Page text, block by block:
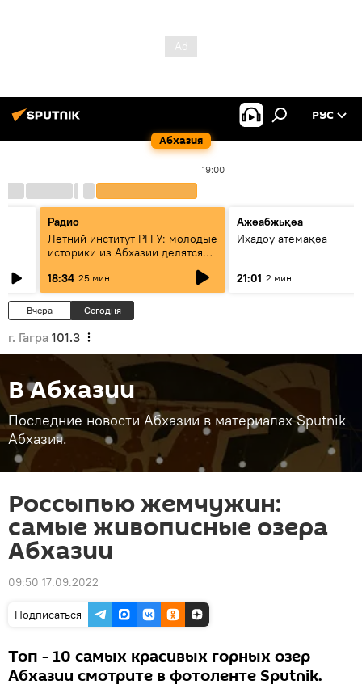
Абхазия
РУС
19:00
Радио
Летний институт РГГУ: молодые
историки из Абхазии делятся
18:34 25 мин
Ажәабжьқәа
Ихадоу атемақәа
21:01 2 мин
Вчера Сегодня
г. Гагра 101.3
В Абхазии
Последние новости Абхазии в материалах Sputnik
Абхазия.
Россыпью жемчужин:
самые живописные озера
Абхазии
09:50 17.09.2022
Подписаться
Топ - 10 самых красивых горных озер
Абхазии смотрите в фотоленте Sputnik.